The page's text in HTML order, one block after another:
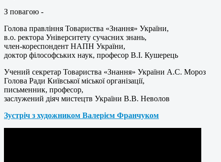
З повагою -
Голова правління Товариства «Знання» України,
в.о. ректора Університету сучасних знань,
член-кореспондент НАПН України,
доктор філософських наук, професор В.І. Кушерець
Учений секретар Товариства «Знання» України А.С. Мороз
Голова Ради Київської міської організації,
письменник, професор,
заслужений діяч мистецтв України В.В. Неволов
Зустріч з художником Валерієм Франчуком